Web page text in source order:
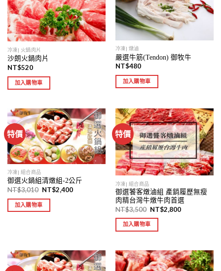
冷凍| 火鍋肉片
沙朗火鍋肉片
NT$520
加入購物車
冷凍| 燉滷
嚴選牛筋(Tendon) 御牧牛
NT$480
加入購物車
特價
冷凍| 組合商品
御選火鍋組清燉組-2公斤
NT$3,010 NT$2,400
加入購物車
特價
冷凍| 組合商品
御選饕客燉滷組 產銷履歷無瘦
肉精台灣牛燉牛肉首選
NT$3,500 NT$2,800
加入購物車